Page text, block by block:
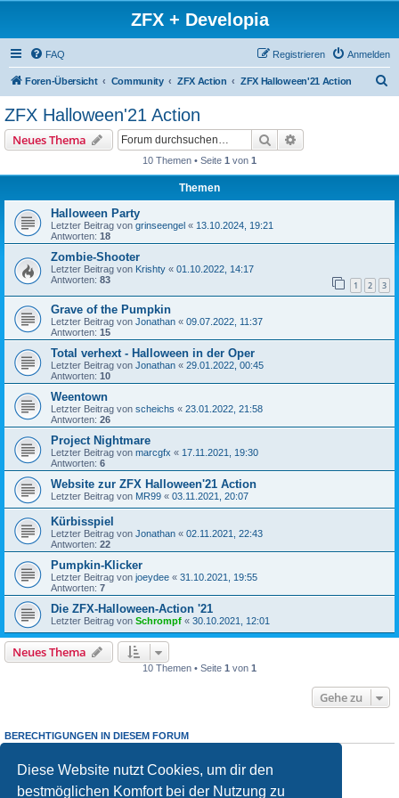
Diese Website nutzt Cookies, um dir den
bestmöglichen Komfort bei der Nutzung zu
ZFX + Developia
FAQ Anmelden
Registrieren
Foren-Übersicht Community ZFX Action ZFX Halloween'21 Action
ZFX Halloween'21 Action
Neues Thema Suche
10 Themen • Seite 1 von 1
Themen
Halloween Party
Letzter Beitrag von grinseengel « 13.10.2024, 19:21
Antworten: 18
Zombie-Shooter
Letzter Beitrag von Krishty « 01.10.2022, 14:17
Antworten: 83 1 2 3
Grave of the Pumpkin
Letzter Beitrag von Jonathan « 09.07.2022, 11:37
Antworten: 15
Total verhext - Halloween in der Oper
Letzter Beitrag von Jonathan « 29.01.2022, 00:45
Antworten: 10
Weentown
Letzter Beitrag von scheichs « 23.01.2022, 21:58
Antworten: 26
Project Nightmare
Letzter Beitrag von marcgfx « 17.11.2021, 19:30
Antworten: 6
Website zur ZFX Halloween'21 Action
Letzter Beitrag von MR99 « 03.11.2021, 20:07
Kürbisspiel
Letzter Beitrag von Jonathan « 02.11.2021, 22:43
Antworten: 22
Pumpkin-Klicker
Letzter Beitrag von joeydee « 31.10.2021, 19:55
Antworten: 7
Die ZFX-Halloween-Action '21
Letzter Beitrag von Schrompf « 30.10.2021, 12:01
Neues Thema
10 Themen • Seite 1 von 1
Gehe zu
BERECHTIGUNGEN IN DIESEM FORUM
Du darfst keineAntworten zu Themen in diesem Forum erstellen.
Du darfst deine Beiträge in diesem Forumnichtändern.
Du darfst deine Beiträge in diesem Forum nicht löschen.